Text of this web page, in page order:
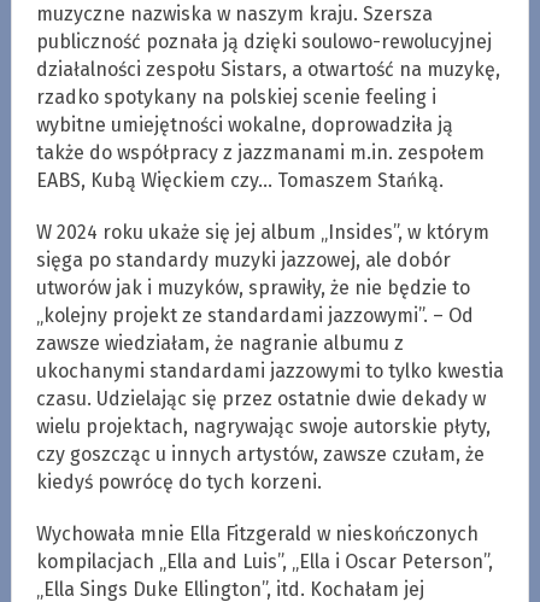
muzyczne nazwiska w naszym kraju. Szersza
publiczność poznała ją dzięki soulowo-rewolucyjnej
działalności zespołu Sistars, a otwartość na muzykę,
rzadko spotykany na polskiej scenie feeling i
wybitne umiejętności wokalne, doprowadziła ją
także do współpracy z jazzmanami m.in. zespołem
EABS, Kubą Więckiem czy… Tomaszem Stańką.
W 2024 roku ukaże się jej album „Insides”, w którym
sięga po standardy muzyki jazzowej, ale dobór
utworów jak i muzyków, sprawiły, że nie będzie to
„kolejny projekt ze standardami jazzowymi”. – Od
zawsze wiedziałam, że nagranie albumu z
ukochanymi standardami jazzowymi to tylko kwestia
czasu. Udzielając się przez ostatnie dwie dekady w
wielu projektach, nagrywając swoje autorskie płyty,
czy goszcząc u innych artystów, zawsze czułam, że
kiedyś powrócę do tych korzeni.
Wychowała mnie Ella Fitzgerald w nieskończonych
kompilacjach „Ella and Luis”, „Ella i Oscar Peterson”,
„Ella Sings Duke Ellington”, itd. Kochałam jej